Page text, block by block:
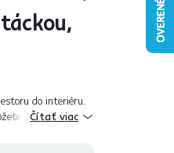
do interiéru.
podľa potreby
Čítať viac